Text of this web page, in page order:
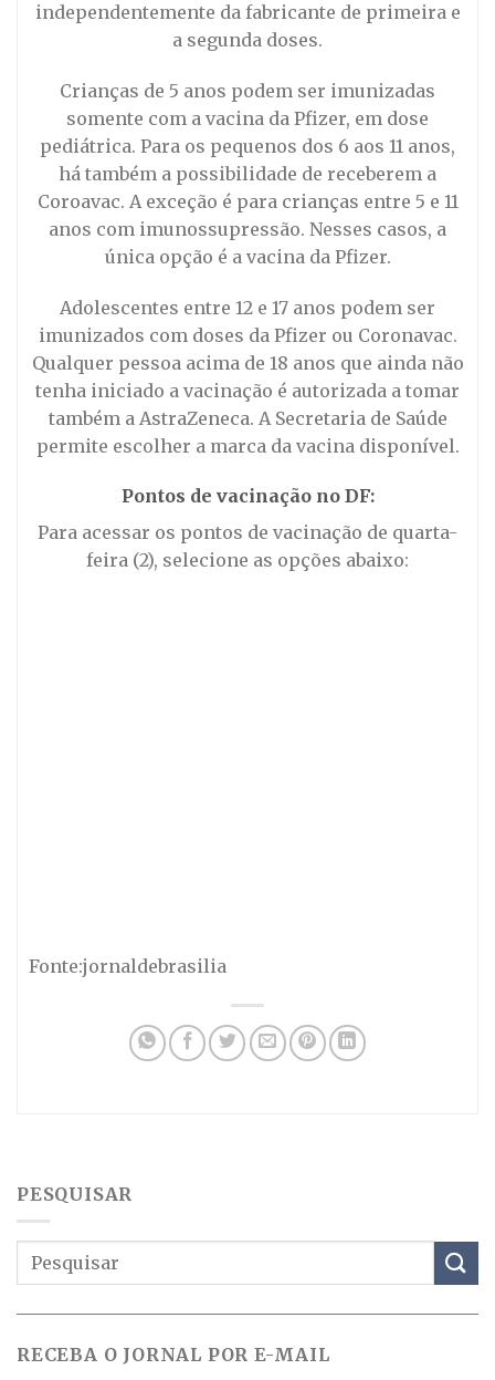
independentemente da fabricante de primeira e
a segunda doses.
Crianças de 5 anos podem ser imunizadas
somente com a vacina da Pfizer, em dose
pediátrica. Para os pequenos dos 6 aos 11 anos,
há também a possibilidade de receberem a
Coroavac. A exceção é para crianças entre 5 e 11
anos com imunossupressão. Nesses casos, a
única opção é a vacina da Pfizer.
Adolescentes entre 12 e 17 anos podem ser
imunizados com doses da Pfizer ou Coronavac.
Qualquer pessoa acima de 18 anos que ainda não
tenha iniciado a vacinação é autorizada a tomar
também a AstraZeneca. A Secretaria de Saúde
permite escolher a marca da vacina disponível.
Pontos de vacinação no DF:
Para acessar os pontos de vacinação de quarta-
feira (2), selecione as opções abaixo:
Fonte:jornaldebrasilia
PESQUISAR
RECEBA O JORNAL POR E-MAIL